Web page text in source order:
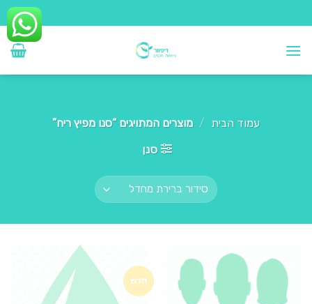
to
content
עמוד הבית / מוצרים המתויגים “סנו מפיץ ריח”
סנן
חדש